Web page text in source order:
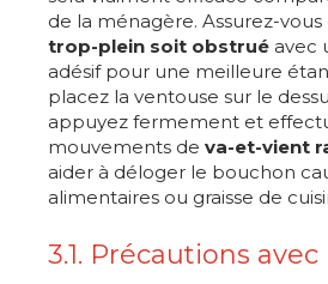
de la ménagère. Assurez-
trop-plein soit obstrué avec
adésif pour une meilleure
placez la ventouse sur le
appuyez fermement et
mouvements de va-et-vient
aider à déloger le bouchon
alimentaires ou graisse de
3.1. Précautions